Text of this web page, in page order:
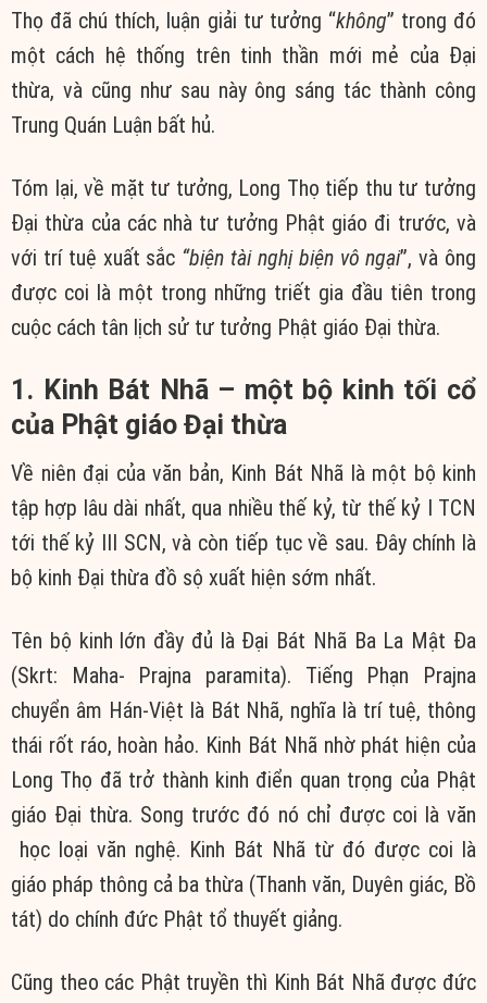
Thọ đã chú thích, luận giải tư tưởng “không” trong đó
một cách hệ thống trên tinh thần mới mẻ của Đại
thừa, và cũng như sau này ông sáng tác thành công
Trung Quán Luận bất hủ.
Tóm lại, về mặt tư tưởng, Long Thọ tiếp thu tư tưởng
Đại thừa của các nhà tư tưởng Phật giáo đi trước, và
với trí tuệ xuất sắc “biện tài nghị biện vô ngại”, và ông
được coi là một trong những triết gia đầu tiên trong
cuộc cách tân lịch sử tư tưởng Phật giáo Đại thừa.
1. Kinh Bát Nhã – một bộ kinh tối cổ
của Phật giáo Đại thừa
Về niên đại của văn bản, Kinh Bát Nhã là một bộ kinh
tập hợp lâu dài nhất, qua nhiều thế kỷ, từ thế kỷ I TCN
tới thế kỷ III SCN, và còn tiếp tục về sau. Đây chính là
bộ kinh Đại thừa đồ sộ xuất hiện sớm nhất.
Tên bộ kinh lớn đầy đủ là Đại Bát Nhã Ba La Mật Đa
(Skrt: Maha- Prajna paramita). Tiếng Phạn Prajna
chuyển âm Hán-Việt là Bát Nhã, nghĩa là trí tuệ, thông
thái rốt ráo, hoàn hảo. Kinh Bát Nhã nhờ phát hiện của
Long Thọ đã trở thành kinh điển quan trọng của Phật
giáo Đại thừa. Song trước đó nó chỉ được coi là văn
học loại văn nghệ. Kinh Bát Nhã từ đó được coi là
giáo pháp thông cả ba thừa (Thanh văn, Duyên giác, Bồ
tát) do chính đức Phật tổ thuyết giảng.
Cũng theo các Phật truyền thì Kinh Bát Nhã được đức